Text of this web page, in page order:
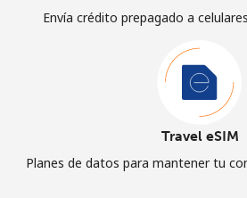
Envía crédito prepagado a
Travel eSIM
Planes de datos para mantener tu